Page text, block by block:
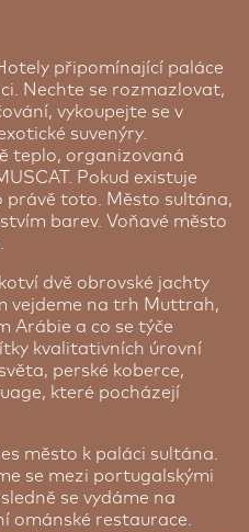
připomínající paláce
Nechte se rozmazlovat,
vykoupejte se v
suvenýry.
teplo, organizovaná
Pokud existuje
právě toto. Město sultána,
barev. Voňavé město
dvě obrovské jachty
vejdeme na trh Muttrah,
Arábie a co se týče
kvalitativních úrovní
perské koberce,
které pocházejí
město k paláci sultána.
se mezi portugalskými
se vydáme na
ománské restaurace.